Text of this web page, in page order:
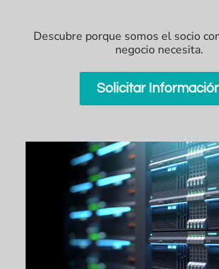
Descubre porque somos el socio
negocio necesita.
Solicitar